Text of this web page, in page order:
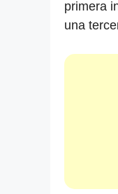
primera
una
debo